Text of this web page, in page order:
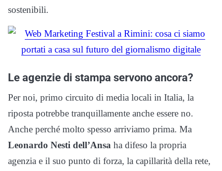
sostenibili.
Le agenzie di stampa servono ancora?
Per noi, primo circuito di media locali in Italia, la
riposta potrebbe tranquillamente anche essere no.
Anche perché molto spesso arriviamo prima. Ma
Leonardo Nesti dell’Ansa ha difeso la propria
agenzia e il suo punto di forza, la capillarità della rete,